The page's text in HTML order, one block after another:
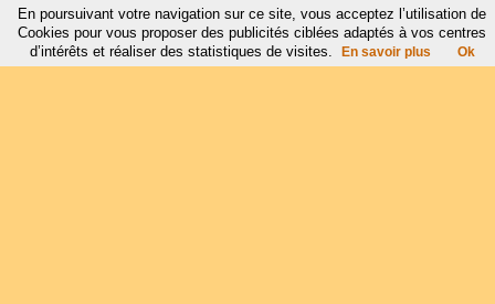
En poursuivant votre navigation sur ce site, vous acceptez l’utilisation de
Cookies pour vous proposer des publicités ciblées adaptés à vos centres
d’intérêts et réaliser des statistiques de visites.
En savoir plus Ok